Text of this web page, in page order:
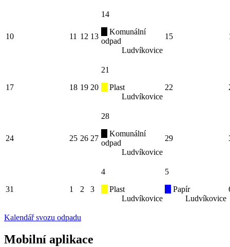
10 11 12 13
14
Komunální
odpad
Ludvíkovice
15
17 18 19 20
21
Plast
Ludvíkovice
22
24 25 26 27
28
Komunální
odpad
Ludvíkovice
29
31 1 2 3
4
Plast
Ludvíkovice
5
Papír
Ludvíkovice
Kalendář svozu odpadu
Mobilní aplikace